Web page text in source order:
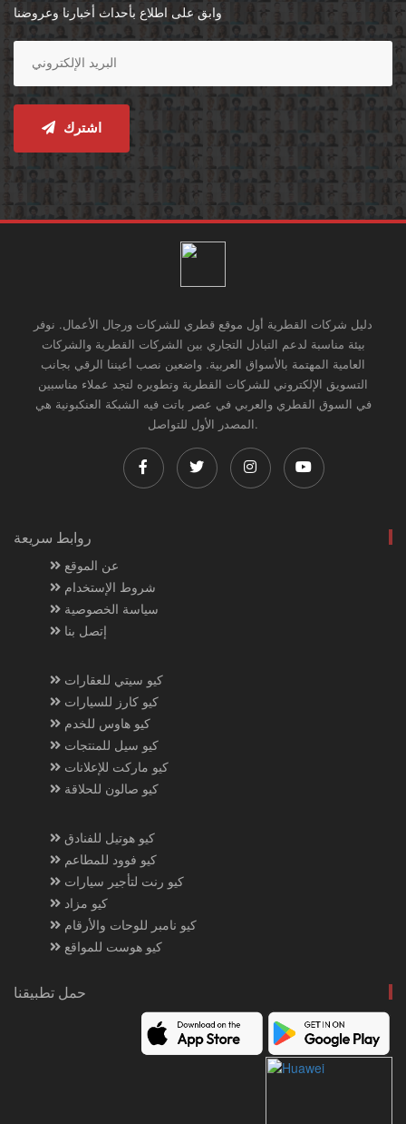
وابق على اطلاع بأحداث أخبارنا وعروضنا
اشترك
دليل شركات القطرية أول موقع قطري للشركات ورجال الأعمال. نوفر
بيئة مناسبة لدعم التبادل التجاري بين الشركات القطرية والشركات
العامية المهتمة بالأسواق العربية. واضعين نصب أعيننا الرقي بجانب
التسويق الإلكتروني للشركات القطرية وتطويره لتجد عملاء مناسبين
في السوق القطري والعربي في عصر باتت فيه الشبكة العنكبونية هي
المصدر الأول للتواصل.
روابط سريعة
عن الموقع
شروط الإستخدام
سياسة الخصوصية
إتصل بنا
كيو سيتي للعقارات
كيو كارز للسيارات
كيو هاوس للخدم
كيو سيل للمنتجات
كيو ماركت للإعلانات
كيو صالون للحلاقة
كيو هوتيل للفنادق
كيو فوود للمطاعم
كيو رنت لتأجير سيارات
كيو مزاد
كيو نامبر للوحات والأرقام
كيو هوست للمواقع
حمل تطبيقنا